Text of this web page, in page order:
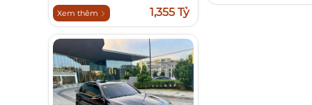
Xem thêm 1,355 Tỷ